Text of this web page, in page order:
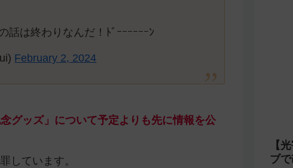
話は終わりなんだ！ﾄﾞｰｰｰｰｰｰﾝ
February 2, 2024
グッズ」について予定よりも先に情報を公
しています。
【
ブ